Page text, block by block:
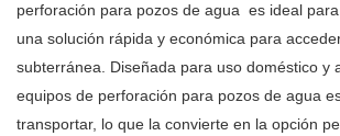
perforación para pozos de agua es ideal
una solución rápida y económica para
subterránea. Diseñada para uso doméstico y
equipos de perforación para pozos de agua
transportar, lo que la convierte en la opción